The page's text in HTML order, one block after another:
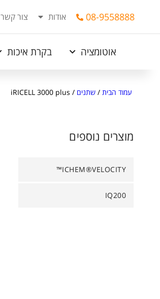
08-9558888 אודות צור קשר
אוטומציה בקרת איכות
עמוד הבית /שתנים /
iRICELL 3000 plus
מוצרים נוספים
ICHEM®VELOCITY™
IQ200